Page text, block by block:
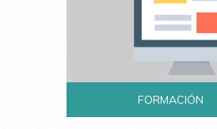
FORMACIÓN